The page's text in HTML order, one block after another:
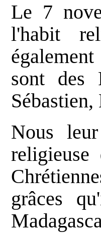
Le 7
l'habit
sont des
Nous
religieuse
grâces